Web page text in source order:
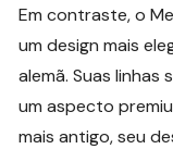
Em contraste, o
um design mais
alemã. Suas linhas
um aspecto
mais antigo, seu